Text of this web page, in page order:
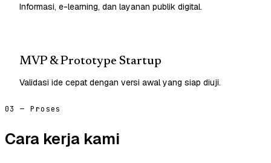
Informasi, e-learning, dan layanan publik digital.
MVP & Prototype Startup
Validasi ide cepat dengan versi awal yang siap diuji.
03 — Proses
Cara kerja kami